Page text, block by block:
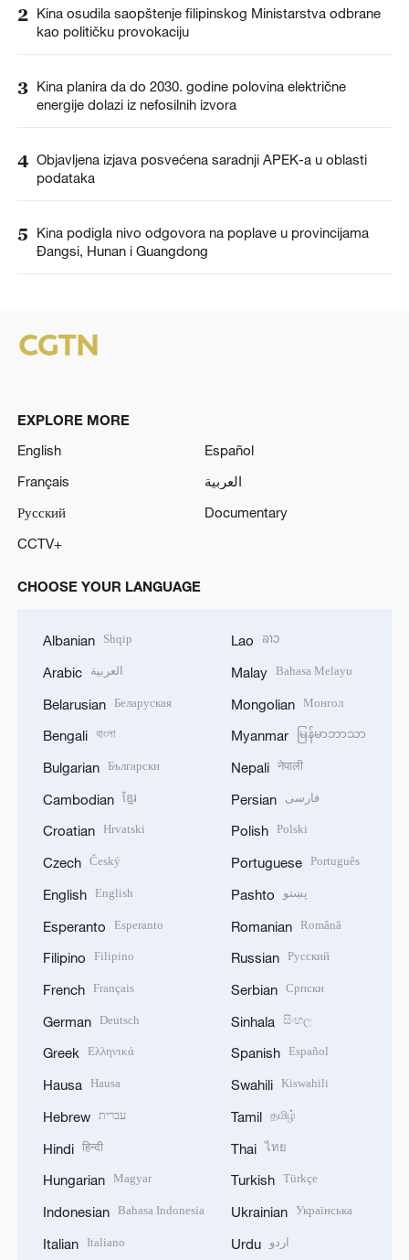
2 Kina osudila saopštenje filipinskog Ministarstva odbrane
kao političku provokaciju
3 Kina planira da do 2030. godine polovina električne
energije dolazi iz nefosilnih izvora
4 Objavljena izjava posvećena saradnji APEK-a u oblasti
podataka
5
Kina podigla nivo odgovora na poplave u provincijama
Đangsi, Hunan i Guangdong
EXPLORE MORE
English
Español
Français
العربية
Русский
Documentary
CCTV+
CHOOSE YOUR LANGUAGE
Albanian Shqip
Arabic العربية
Belarusian Беларуская
Bengali বাংলা
Bulgarian Български
Cambodian ខ្មែរ
Croatian Hrvatski
Czech Český
English English
Esperanto Esperanto
Filipino Filipino
French Français
German Deutsch
Greek Ελληνικά
Hausa Hausa
Hebrew עברית
Hindi हिन्दी
Hungarian Magyar
Indonesian Bahasa Indonesia
Italian Italiano
Lao ລາວ
Malay Bahasa Melayu
Mongolian Монгол
Myanmar မြန်မာဘာသာ
Nepali नेपाली
Persian فارسی
Polish Polski
Portuguese Português
Pashto پښتو
Romanian Română
Russian Русский
Serbian Српски
Sinhala සිංහල
Spanish Español
Swahili Kiswahili
Tamil தமிழ்
Thai ไทย
Turkish Türkçe
Ukrainian Українська
Urdu اردو